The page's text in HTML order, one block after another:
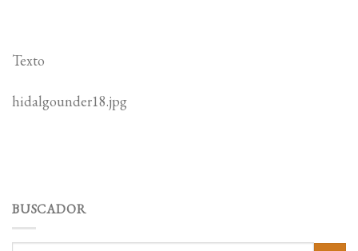
Texto
hidalgounder18.jpg
BUSCADOR